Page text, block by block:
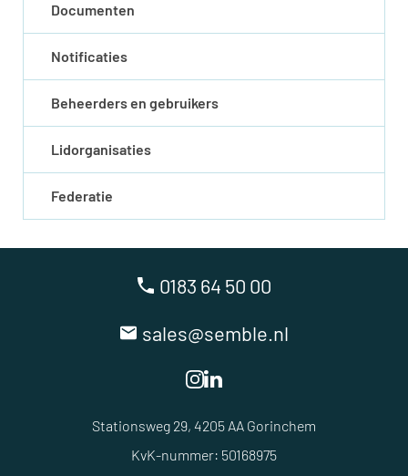
Documenten
Notificaties
Beheerders en gebruikers
Lidorganisaties
Federatie
0183 64 50 00
sales@semble.nl
Stationsweg 29, 4205 AA Gorinchem
KvK-nummer: 50168975